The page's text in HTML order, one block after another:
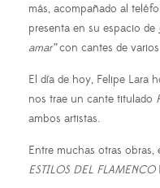
más, acompañado al
presenta en su espacio de
amar”con cantes de
El día de hoy, Felipe Lara
nos trae un cante titulado
ambos artistas.
Entre muchas otras
ESTILOS DEL FLAMENCO